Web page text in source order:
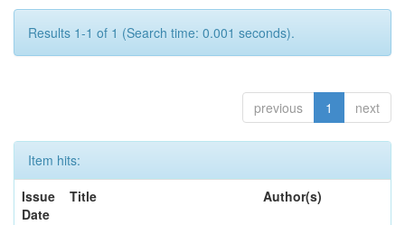
Results 1-1 of 1 (Search time: 0.001 seconds).
previous 1 next
Item hits:
Issue
Date
Title Author(s)